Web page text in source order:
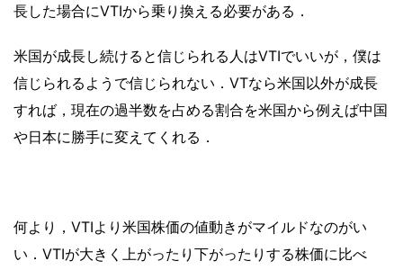
長した場合にVTIから乗り換える必要がある．
米国が成長し続けると信じられる人はVTIでいいが，僕は
信じられるようで信じられない．VTなら米国以外が成長
すれば，現在の過半数を占める割合を米国から例えば中国
や日本に勝手に変えてくれる．
何より，VTIより米国株価の値動きがマイルドなのがい
い．VTIが大きく上がったり下がったりする株価に比べ